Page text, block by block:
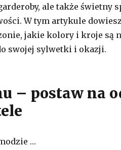
ale także świetny
W tym artykule
jakie kolory i kroje są
swojej sylwetki i okazji.
– postaw na
…